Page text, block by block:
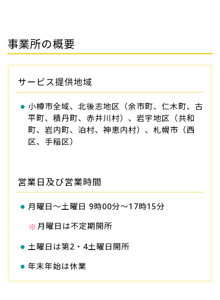
事業所の概要
サービス提供地域
小樽市全域、北後志地区（余市町、仁木町、古
平町、積丹町、赤井川村）、岩宇地区（共和
町、岩内町、泊村、神恵内村）、札幌市（西
区、手稲区）
営業日及び営業時間
月曜日～土曜日 9時00分～17時15分
月曜日は不定期開所
土曜日は第2・4土曜日開所
年末年始は休業